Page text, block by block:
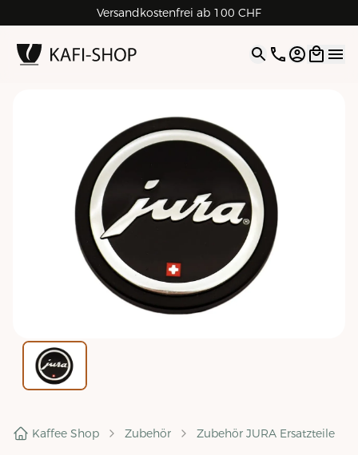
Versandkostenfrei ab 100 CHF
4.9| 5.0 Google
Open
Kaffee Shop Zubehör Zubehör JURA Ersatzteile